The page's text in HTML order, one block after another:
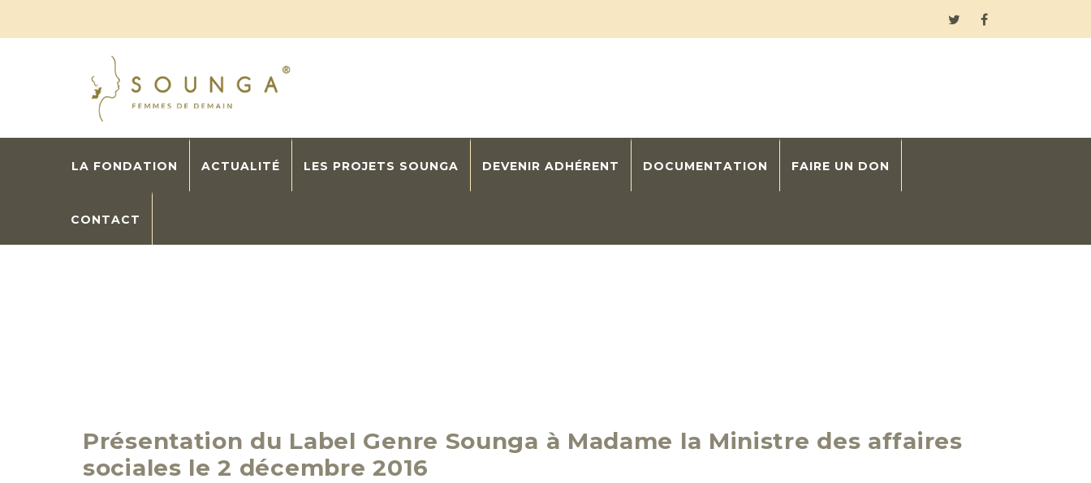
LA FONDATION ACTUALITÉ LES PROJETS SOUNGA DEVENIR ADHÉRENT DOCUMENTATION FAIRE UN DON
CONTACT
Présentation du Label Genre Sounga à Madame la Ministre des affaires
sociales le 2 décembre 2016